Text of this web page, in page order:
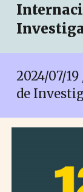
2024/07/
de